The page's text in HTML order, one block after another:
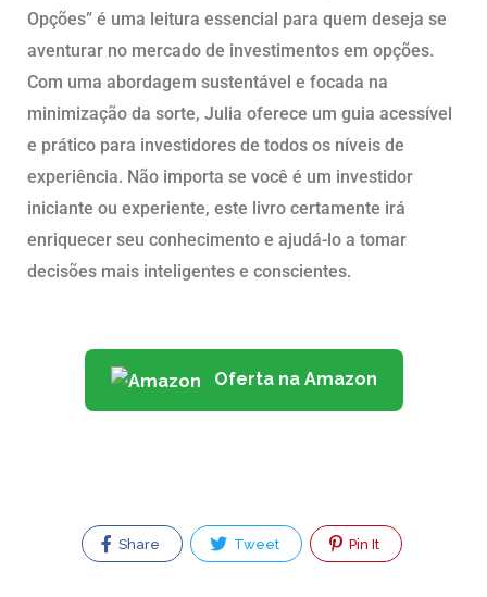
Opções” é uma leitura essencial para quem deseja se
aventurar no mercado de investimentos em opções.
Com uma abordagem sustentável e focada na
minimização da sorte, Julia oferece um guia acessível
e prático para investidores de todos os níveis de
experiência. Não importa se você é um investidor
iniciante ou experiente, este livro certamente irá
enriquecer seu conhecimento e ajudá-lo a tomar
decisões mais inteligentes e conscientes.
Oferta na Amazon
Share Tweet Pin It